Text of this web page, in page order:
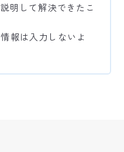
明して解決できたこ
報は入力しないよ